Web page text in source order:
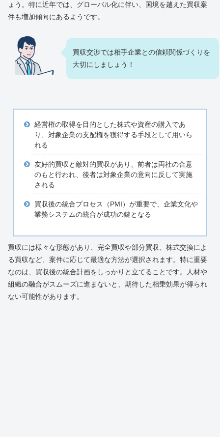
ょう。特に近年では、グローバル化に伴い、国境を越えた買収案
件も増加傾向にあるようです。
買収交渉では相手企業との信頼関係づくりを
大切にしましょう！
経営権の取得を目的とした株式や資産の購入であ
り、対象企業の支配権を獲得する手段として用いら
れる
友好的買収と敵対的買収があり、前者は両社の合意
のもと行われ、後者は対象企業の意向に反して実施
される
買収後の統合プロセス（PMI）が重要で、企業文化や
業務システムの統合が成功の鍵となる
買収には様々な形態があり、完全買収や部分買収、株式交換によ
る買収など、案件に応じて最適な方法が選択されます。特に重要
なのは、買収後の統合計画をしっかりと立てることです。人材や
組織の融合がスムーズに進まないと、期待した相乗効果が得られ
ない可能性があります。